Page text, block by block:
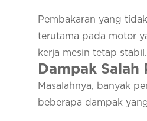
Pembakaran yang
terutama pada motor
kerja mesin tetap stabil.
Dampak
Masalahnya, banyak
beberapa dampak